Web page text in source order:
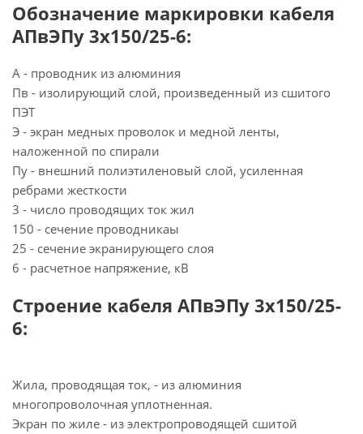
Обозначение маркировки кабеля
АПвЭПу 3х150/25-6:
А - проводник из алюминия
Пв - изолирующий слой, произведенный из сшитого
ПЭТ
Э - экран медных проволок и медной ленты,
наложенной по спирали
Пу - внешний полиэтиленовый слой, усиленная
ребрами жесткости
3 - число проводящих ток жил
150 - сечение проводникаы
25 - сечение экранирующего слоя
6 - расчетное напряжение, кВ
Строение кабеля АПвЭПу 3х150/25-
6:
Жила, проводящая ток, - из алюминия
многопроволочная уплотненная.
Экран по жиле - из электропроводящей сшитой